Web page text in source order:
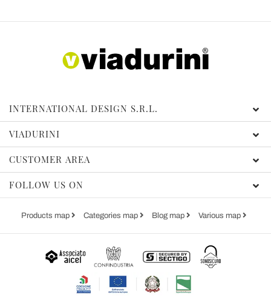
INTERNATIONAL DESIGN S.R.L.
VIADURINI
CUSTOMER AREA
FOLLOW US ON
Products map Categories map Blog map Various map